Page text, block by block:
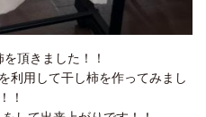
頂きました！！
利用して干し柿を作ってみまし
！